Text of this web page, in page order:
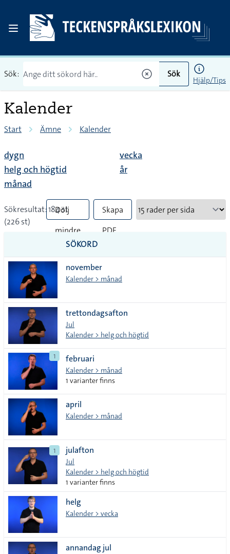
Sök: Sök
Hjälp/Tips
Kalender
Start Ämne Kalender
dygn
helg och högtid
månad
vecka
år
Sökresultat: 184 st
(226 st)
Dölj
mindre
tecken
Skapa
PDF
SÖKORD
november
Kalender > månad
trettondagsafton
Jul
Kalender > helg och högtid
1 februari
Kalender > månad
1 varianter finns
april
Kalender > månad
1 julafton
Jul
Kalender > helg och högtid
1 varianter finns
helg
Kalender > vecka
annandag jul